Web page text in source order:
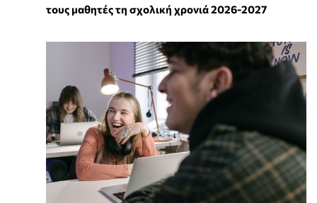
τους μαθητές τη σχολική χρονιά 2026-2027